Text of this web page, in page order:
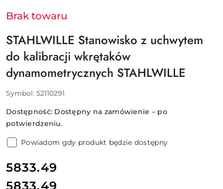
Brak towaru
STAHLWILLE Stanowisko z uchwytem
do kalibracji wkrętaków
dynamometrycznych STAHLWILLE
Symbol: 52110291
Dostępność: Dostępny na zamówienie – po
potwierdzeniu.
Powiadom gdy produkt będzie dostępny
cena:
5833.49
Cena:
5833.49